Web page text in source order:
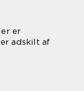
er
adskilt af